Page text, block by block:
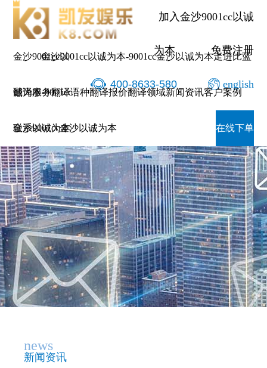
加入金沙9001cc以诚
为本 免费注册
400-8633-580 english
金沙9001cc以
诚为本-9001cc
金沙以诚为本
金沙9001cc以诚为本-9001cc金沙以诚为本走进比蓝
翻译服务翻译语种翻译报价翻译领域新闻资讯客户案例
联系9001cc金沙以诚为本 在线下单
news
新闻资讯